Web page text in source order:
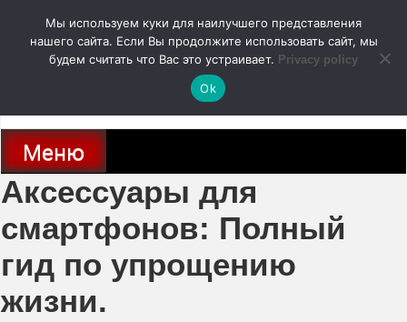
содержимому
autodoc24.ru
Новости про современные автомобили и не только, новинки зарубежного
и отечественного автопрома
Меню
Аксессуары для
смартфонов: Полный
гид по упрощению
жизни.
Мы используем куки для наилучшего представления
нашего сайта. Если Вы продолжите использовать сайт, мы
будем считать что Вас это устраивает. Privacy policy
Ok